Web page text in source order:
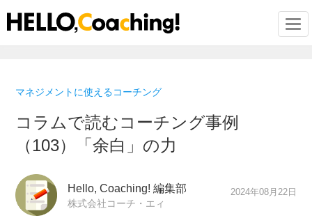
マネジメントに使えるコーチング
コラムで読むコーチング事例
（103）「余白」の力
Hello, Coaching! 編集部
株式会社コーチ・エィ
2024年08月22日